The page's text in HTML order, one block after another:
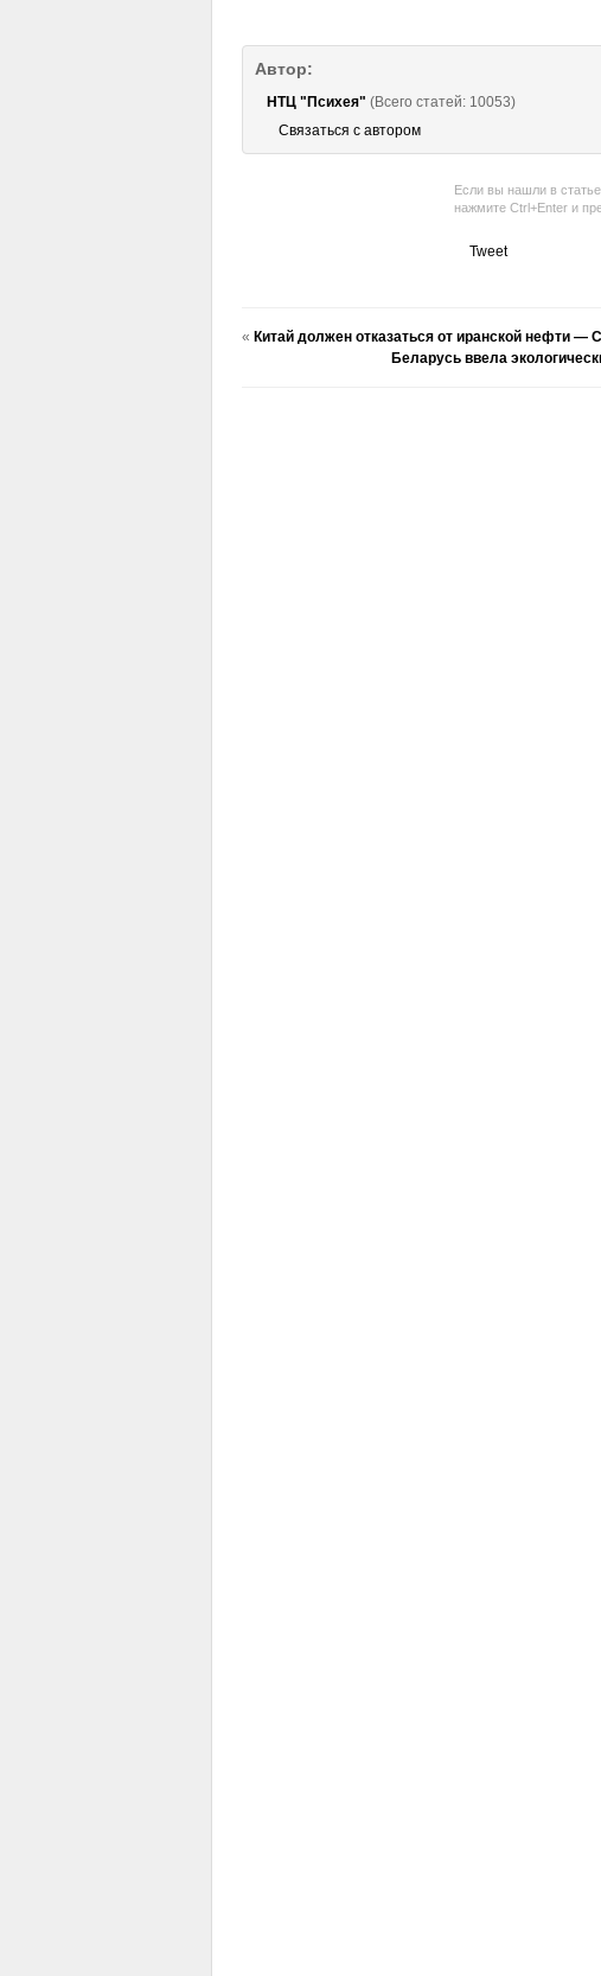
Автор:
НТЦ "Психея" (Всего статей: 10053)
Связаться с автором
Если вы нашли в
нажмите Ctrl+Enter и
Tweet
« Китай должен отказаться от иранской нефти —
Беларусь ввела